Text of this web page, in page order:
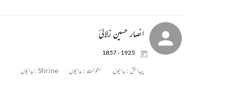
انصار حسین زلالیؔ
1857 - 1925
پیدائش : بدایوں سکونت : بدایوں Shrine : بدایوں